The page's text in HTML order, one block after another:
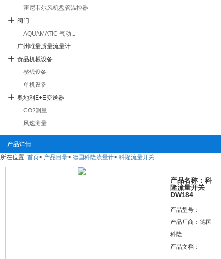
霍尼韦尔风机盘管温控器
阀门
AQUAMATIC 气动...
广州唯量质量流量计
食品机械设备
整线设备
单机设备
奥地利E+E变送器
CO2测量
风速测量
产品详情
所在位置: 首页> 产品目录> 德国科隆流量计> 科隆流量开关
产品名称：科
隆流量开关
DW184
产品型号：
产品厂商：德国
科隆
产品文档：